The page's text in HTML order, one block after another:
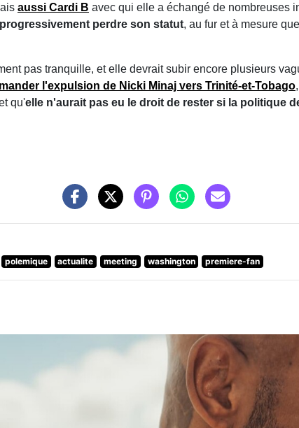
aussi Cardi B avec qui elle a échangé de nombreuses
perdre son statut, au fur et à mesure
pas tranquille, et elle devrait subir encore plusieurs
l'expulsion de Nicki Minaj vers Trinité-et-Tobago
qu'elle n'aurait pas eu le droit de rester si la politique
polemique actualite meeting washington premiere-fan